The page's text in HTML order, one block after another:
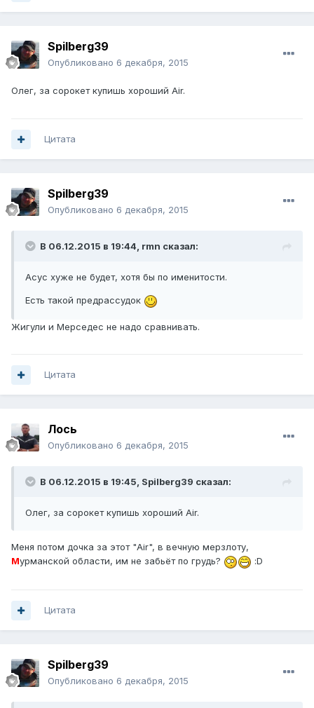
Spilberg39
Опубликовано 6 декабря, 2015
Олег, за сорокет купишь хороший Air.
Цитата
Spilberg39
Опубликовано 6 декабря, 2015
В 06.12.2015 в 19:44, rmn сказал:
Асус хуже не будет, хотя бы по именитости.
Есть такой предрассудок
Жигули и Мерседес не надо сравнивать.
Цитата
Лось
Опубликовано 6 декабря, 2015
В 06.12.2015 в 19:45, Spilberg39 сказал:
Олег, за сорокет купишь хороший Air.
Меня потом дочка за этот "Air", в вечную мерзлоту,
Мурманской области, им не забьёт по грудь? :D
Цитата
Spilberg39
Опубликовано 6 декабря, 2015